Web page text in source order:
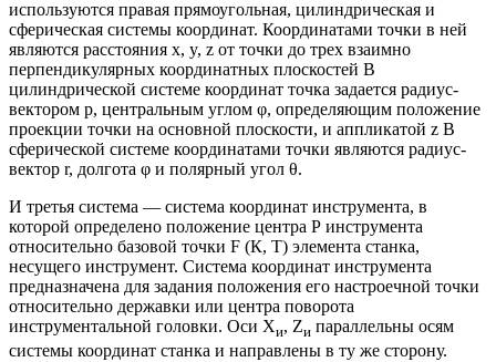
используются правая прямоугольная, цилиндрическая и
сферическая системы координат. Координатами точки в ней
являются расстояния x, y, z от точки до трех взаимно
перпендикулярных координатных плоскостей В
цилиндрической системе координат точка задается радиус-
вектором р, центральным углом φ, определяющим положение
проекции точки на основной плоскости, и аппликатой z В
сферической системе координатами точки являются радиус-
вектор r, долгота φ и полярный угол θ.
И третья система — система координат инструмента, в
которой определено положение центра Р инструмента
относительно базовой точки F (К, Т) элемента станка,
несущего инструмент. Система координат инструмента
предназначена для задания положения его настроечной точки
относительно державки или центра поворота
инструментальной головки. Оси Хи, Zи параллельны осям
системы координат станка и направлены в ту же сторону.